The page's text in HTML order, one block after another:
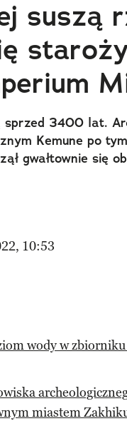
suszą
sprzed 3400 lat.
Kemune po
gwałtownie się
10:53
wody w zbiorniku
miastem